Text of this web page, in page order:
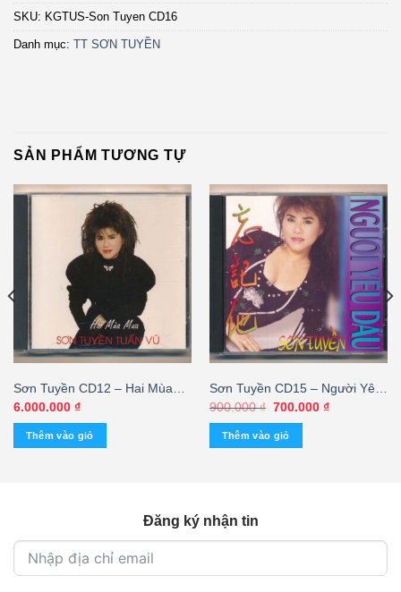
SKU: KGTUS-Son Tuyen CD16
Danh mục: TT SƠN TUYỀN
SẢN PHẨM TƯƠNG TỰ
Sơn Tuyền CD12 – Hai Mùa
Mưa – Sơn Tuyền – Tuấn Vũ
(3 Góc, F1) KGTUS
6.000.000 ₫
Thêm vào giỏ
Sơn Tuyền CD15 – Người Yêu
Dấu (3 Góc)
900.000₫ Giá
là:
900.000 ₫.
700.000 ₫Giá
Thêm vào giỏ
Đăng ký nhận tin